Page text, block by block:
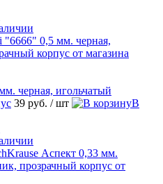
черная, игольчатый
39 руб. / шт
В